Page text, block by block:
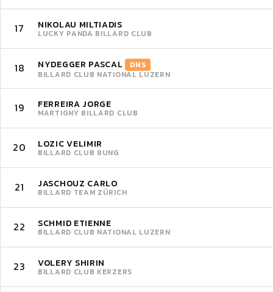
17 NIKOLAU MILTIADIS
LUCKY PANDA BILLARD CLUB
18 NYDEGGER PASCAL DNS
BILLARD CLUB NATIONAL LUZERN
19 FERREIRA JORGE
MARTIGNY BILLARD CLUB
20 LOZIC VELIMIR
BILLARD CLUB 8UNG
21 JASCHOUZ CARLO
BILLARD TEAM ZÜRICH
22 SCHMID ETIENNE
BILLARD CLUB NATIONAL LUZERN
23 VOLERY SHIRIN
BILLARD CLUB KERZERS